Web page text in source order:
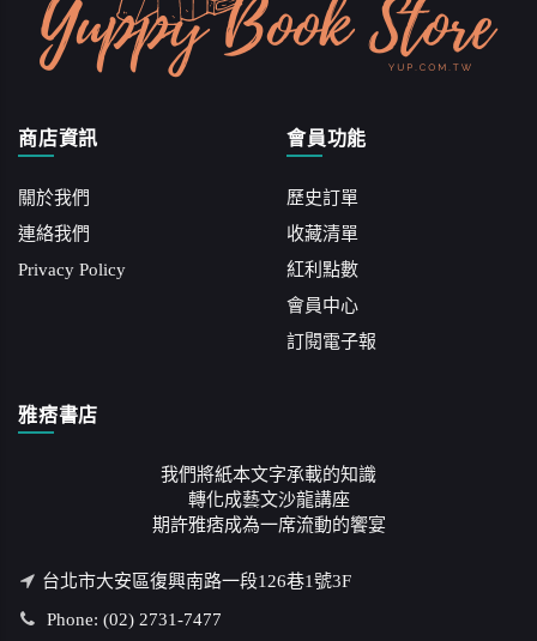
商店資訊
關於我們
連絡我們
Privacy Policy
會員功能
歷史訂單
收藏清單
紅利點數
會員中心
訂閱電子報
雅痞書店
我們將紙本文字承載的知識
轉化成藝文沙龍講座
期許雅痞成為一席流動的饗宴
台北市大安區復興南路一段126巷1號3F
Phone: (02) 2731-7477